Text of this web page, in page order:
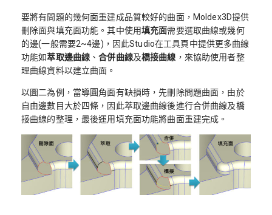
要將有問題的幾何面重建成品質較好的曲面，Moldex3D提供
刪除面與填充面功能。其中使用填充面需要選取曲線或幾何
的邊(一般需要2~4邊)，因此Studio在工具頁中提供更多曲線
功能如萃取邊曲線 、合併曲線及橋接曲線 ，來協助使用者整
理曲線資料以建立曲面。
以圖二為例，當導圓角面有缺損時，先刪除問題曲面，由於
自由邊數目大於四條，因此萃取邊曲線後進行合併曲線及橋
接曲線的整理，最後運用填充面功能將曲面重建完成。